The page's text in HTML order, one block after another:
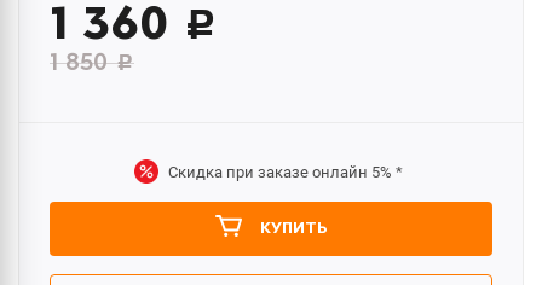
1 360 c
1 850c
Скидка при заказе онлайн 5% *
КУПИТЬ